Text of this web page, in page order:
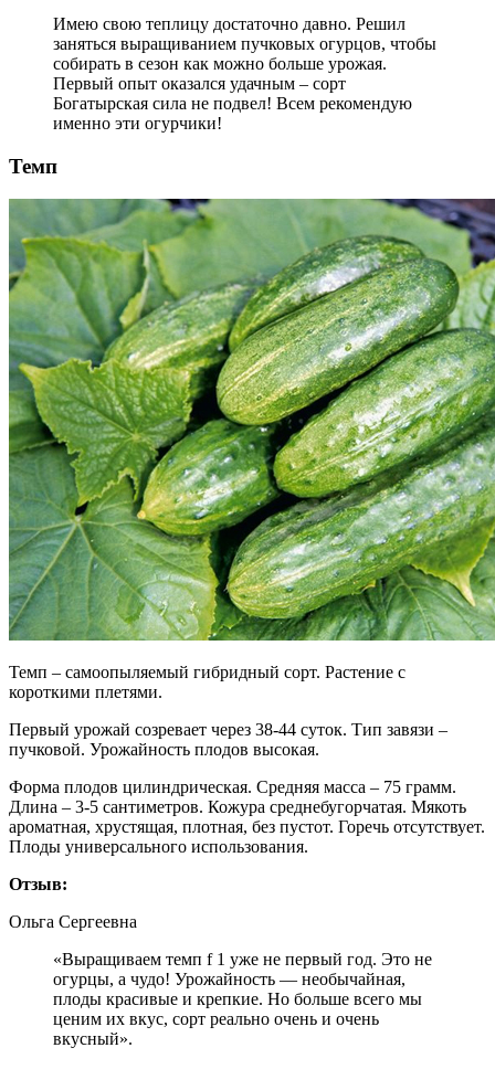
Имею свою теплицу достаточно давно. Решил
заняться выращиванием пучковых огурцов, чтобы
собирать в сезон как можно больше урожая.
Первый опыт оказался удачным – сорт
Богатырская сила не подвел! Всем рекомендую
именно эти огурчики!
Темп
Темп – самоопыляемый гибридный сорт. Растение с
короткими плетями.
Первый урожай созревает через 38-44 суток. Тип завязи –
пучковой. Урожайность плодов высокая.
Форма плодов цилиндрическая. Средняя масса – 75 грамм.
Длина – 3-5 сантиметров. Кожура среднебугорчатая. Мякоть
ароматная, хрустящая, плотная, без пустот. Горечь отсутствует.
Плоды универсального использования.
Отзыв:
Ольга Сергеевна
«Выращиваем темп f 1 уже не первый год. Это не
огурцы, а чудо! Урожайность — необычайная,
плоды красивые и крепкие. Но больше всего мы
ценим их вкус, сорт реально очень и очень
вкусный».